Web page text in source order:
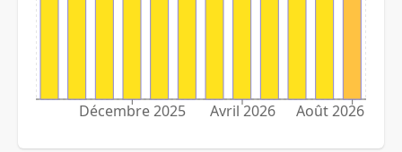
Décembre 2025 Avril 2026 Août 2026